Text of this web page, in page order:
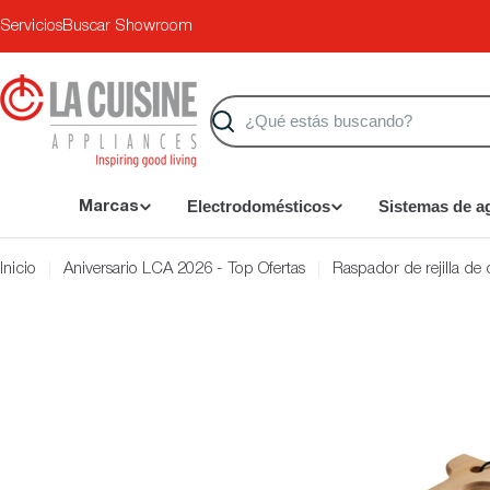
ServiciosBuscar Showroom
Buscar
Marcas Electrodomésticos Sistemas de
Inicio Aniversario LCA 2026 - Top Ofertas Raspador de rejilla de